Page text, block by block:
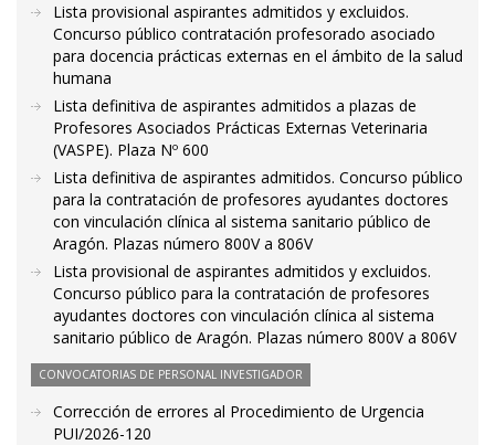
Lista provisional aspirantes admitidos y excluidos.
Concurso público contratación profesorado asociado
para docencia prácticas externas en el ámbito de la salud
humana
Lista definitiva de aspirantes admitidos a plazas de
Profesores Asociados Prácticas Externas Veterinaria
(VASPE). Plaza Nº 600
Lista definitiva de aspirantes admitidos. Concurso público
para la contratación de profesores ayudantes doctores
con vinculación clínica al sistema sanitario público de
Aragón. Plazas número 800V a 806V
Lista provisional de aspirantes admitidos y excluidos.
Concurso público para la contratación de profesores
ayudantes doctores con vinculación clínica al sistema
sanitario público de Aragón. Plazas número 800V a 806V
CONVOCATORIAS DE PERSONAL INVESTIGADOR
Corrección de errores al Procedimiento de Urgencia
PUI/2026-120